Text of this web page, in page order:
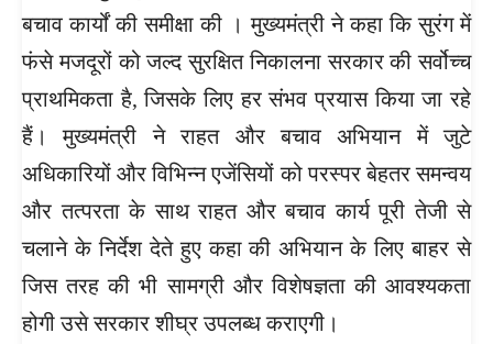
बचाव कार्यों की समीक्षा की । मुख्यमंत्री ने कहा कि सुरंग में
फंसे मजदूरों को जल्द सुरक्षित निकालना सरकार की सर्वोच्च
प्राथमिकता है, जिसके लिए हर संभव प्रयास किया जा रहे
हैं। मुख्यमंत्री ने राहत और बचाव अभियान में जुटे
अधिकारियों और विभिन्न एजेंसियों को परस्पर बेहतर समन्वय
और तत्परता के साथ राहत और बचाव कार्य पूरी तेजी से
चलाने के निर्देश देते हुए कहा की अभियान के लिए बाहर से
जिस तरह की भी सामग्री और विशेषज्ञता की आवश्यकता
होगी उसे सरकार शीघ्र उपलब्ध कराएगी।